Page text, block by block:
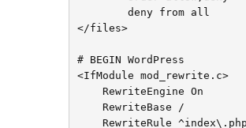
</files>
# BEGIN WordPress
<IfModule mod_rewrite.c>